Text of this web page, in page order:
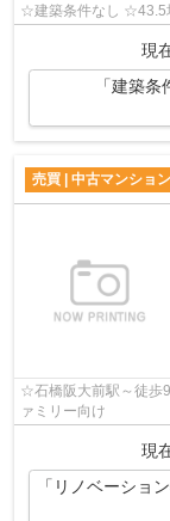
☆建築条件なし ☆43.5
現
「建築
売買 | 中古マンション
☆石橋阪大前駅～徒
ァミリー向け
現
「リノベーショ